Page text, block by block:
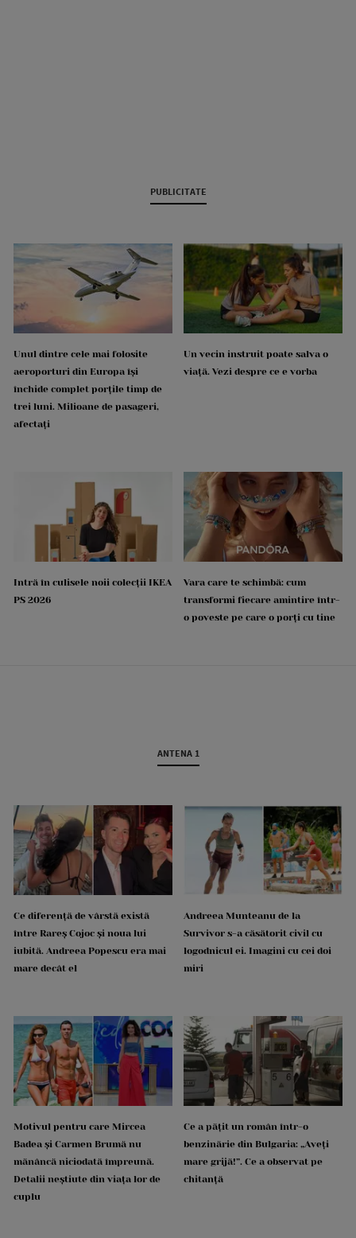
PUBLICITATE
Unul dintre cele mai folosite
aeroporturi din Europa își
închide complet porțile timp de
trei luni. Milioane de pasageri,
afectați
Un vecin instruit poate salva o
viață. Vezi despre ce e vorba
Intră în culisele noii colecții IKEA
PS 2026
Vara care te schimbă: cum
transformi fiecare amintire într-
o poveste pe care o porți cu tine
ANTENA 1
Ce diferență de vârstă există
între Rareș Cojoc și noua lui
iubită. Andreea Popescu era mai
mare decât el
Andreea Munteanu de la
Survivor s-a căsătorit civil cu
logodnicul ei. Imagini cu cei doi
miri
Motivul pentru care Mircea
Badea și Carmen Brumă nu
mănâncă niciodată împreună.
Detalii neștiute din viața lor de
cuplu
Ce a pățit un român într-o
benzinărie din Bulgaria: „Aveți
mare grijă!”. Ce a observat pe
chitanță